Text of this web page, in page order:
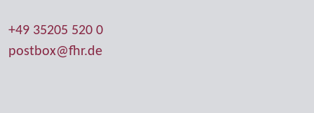
+49 35205 520 0
postbox@fhr.de